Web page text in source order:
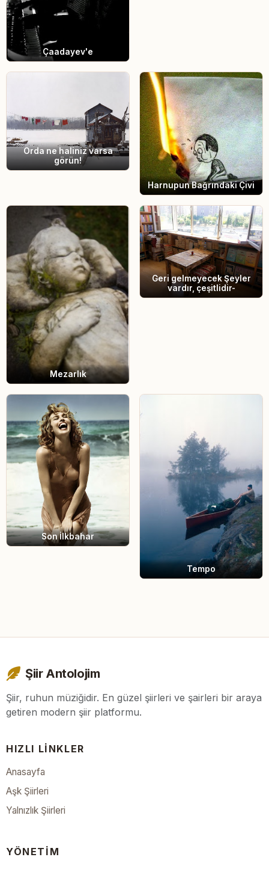
Çaadayev'e
Orda ne haliniz varsa
görün!
Harnupun Bağrındaki Çivi
Mezarlık
Geri gelmeyecek Şeyler
vardır, çeşitlidir-
Son İlkbahar
Tempo
Şiir Antolojim
Şiir, ruhun müziğidir. En güzel şiirleri ve şairleri bir araya
getiren modern şiir platformu.
HIZLI LINKLER
Anasayfa
Aşk Şiirleri
Yalnızlık Şiirleri
YÖNETIM